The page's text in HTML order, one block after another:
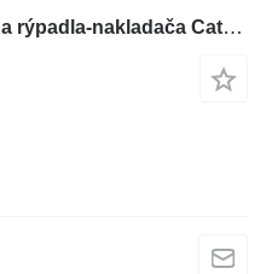
Turbokompresor 140-7393 na rýpadla-nakladača Caterpillar 416C 416D 420D 424D 428C 428D 436C